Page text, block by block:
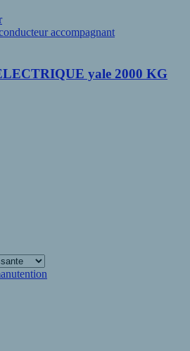
accompagnant
yale 2000 KG